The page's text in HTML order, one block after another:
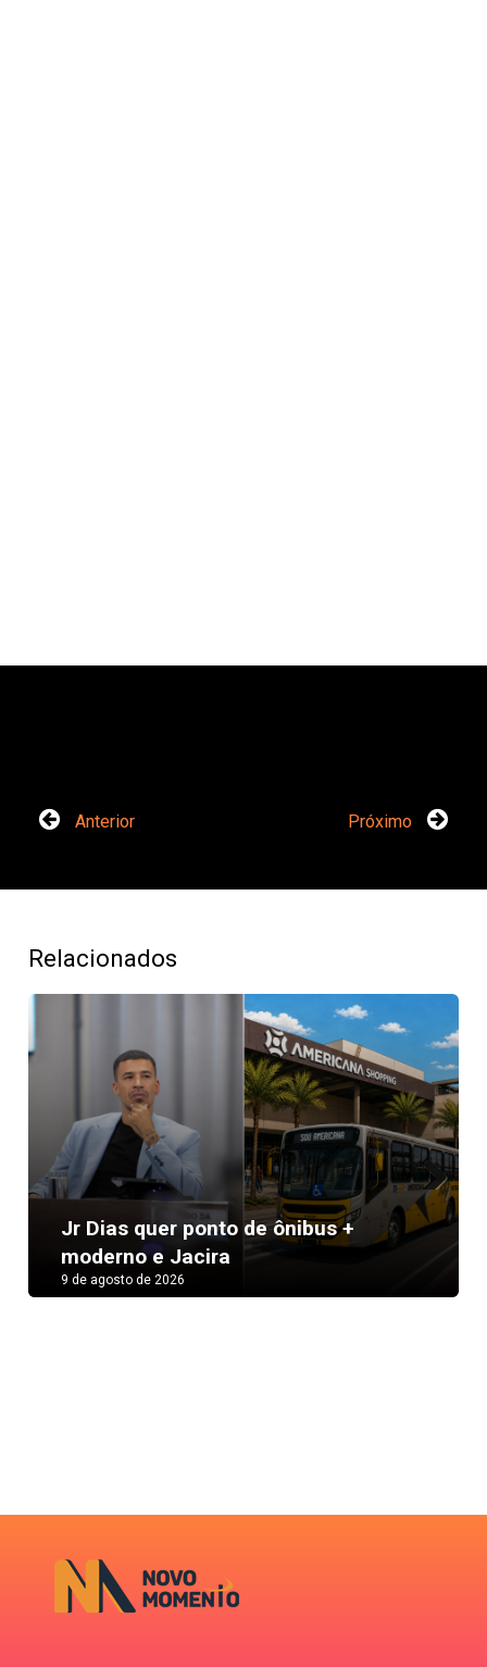
Anterior Próximo
Relacionados
Jr Dias quer ponto de ônibus +
moderno e Jacira
9 de agosto de 2026
Next